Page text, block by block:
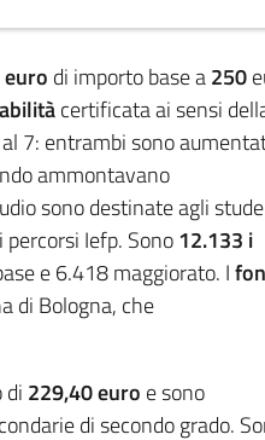
di importo base a250
certificataai sensi
7: entrambi sono
ammontavano
sono destinate agli
Iefp. Sono12.133 i
e 6.418 maggiorato. I
di Bologna, che
229,40 euro e sono
di secondo grado.